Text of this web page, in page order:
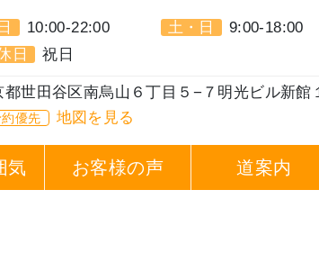
10:00-22:00 土・日
9:00-18:00
日
祝日
都世田谷区南烏山６丁目５−７明光ビル新館
優先 地図を見る
気 お客様の声 道案内